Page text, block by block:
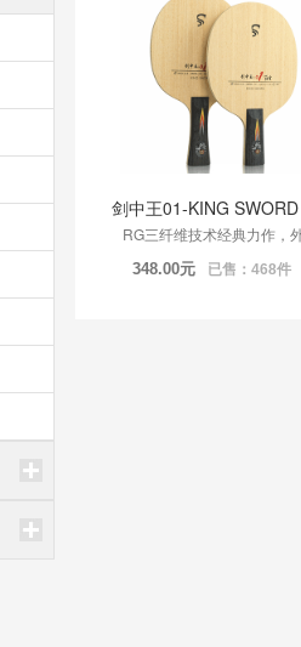
剑中王01-KING
RG三纤维技术经典力作，
348.00元 已售：468件